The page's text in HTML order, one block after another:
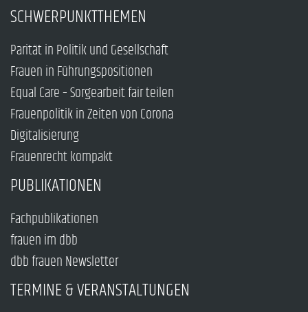
SCHWERPUNKTTHEMEN
Parität in Politik und Gesellschaft
Frauen in Führungspositionen
Equal Care – Sorgearbeit fair teilen
Frauenpolitik in Zeiten von Corona
Digitalisierung
Frauenrecht kompakt
PUBLIKATIONEN
Fachpublikationen
frauen im dbb
dbb frauen Newsletter
TERMINE & VERANSTALTUNGEN